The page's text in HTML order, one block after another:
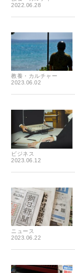
2022.06.28
教養・カルチャー
2023.06.02
ビジネス
2023.06.12
ニュース
2023.06.22